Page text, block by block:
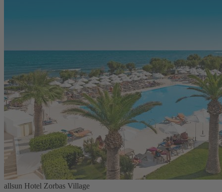
allsun Hotel Zorbas Village